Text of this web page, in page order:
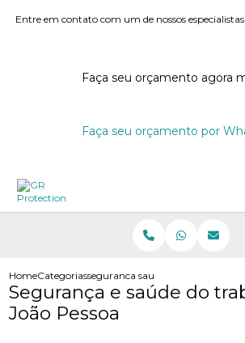
Entre em contato com um de nossos especialistas!
Faça seu orçamento agora
Faça seu orçamento por
HomeCategoriasseguranca saude do trabalho joao
Segurança e saúde do
João Pessoa